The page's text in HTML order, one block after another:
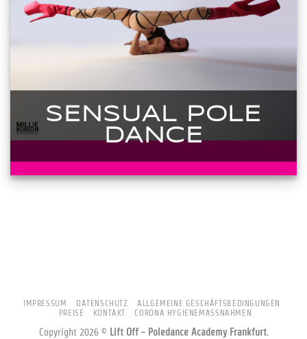
SENSUAL POLE
DANCE
IMPRESSUM DATENSCHUTZ
ALLGEMEINE GESCHÄFTSBEDINGUNGEN
PREISE
KONTAKT CORONA HYGIENEMASSNAHMEN
Copyright 2026 © Lift Off - Poledance Academy Frankfurt.